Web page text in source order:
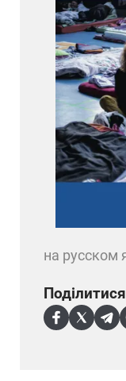
на русском